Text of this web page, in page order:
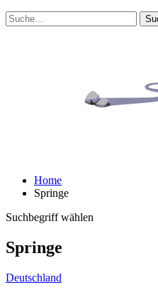
Home
Springe
Suchbegriff wählen
Springe
Deutschland